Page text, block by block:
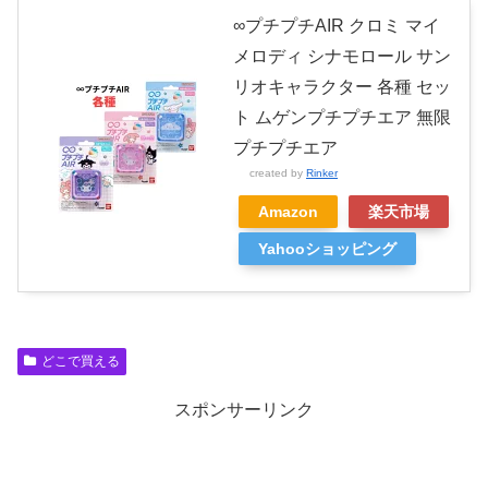
∞プチプチAIR クロミ マイ
メロディ シナモロール サン
リオキャラクター 各種 セッ
ト ムゲンプチプチエア 無限
プチプチエア
created by Rinker
Amazon 楽天市場
Yahooショッピング
どこで買える
スポンサーリンク